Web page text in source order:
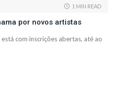
1 MIN READ
por novos artistas
com inscrições abertas, até ao